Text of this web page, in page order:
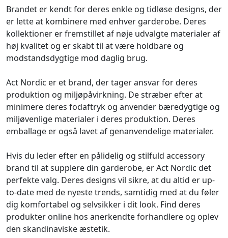
Brandet er kendt for deres enkle og tidløse designs, der
er lette at kombinere med enhver garderobe. Deres
kollektioner er fremstillet af nøje udvalgte materialer af
høj kvalitet og er skabt til at være holdbare og
modstandsdygtige mod daglig brug.
Act Nordic er et brand, der tager ansvar for deres
produktion og miljøpåvirkning. De stræber efter at
minimere deres fodaftryk og anvender bæredygtige og
miljøvenlige materialer i deres produktion. Deres
emballage er også lavet af genanvendelige materialer.
Hvis du leder efter en pålidelig og stilfuld accessory
brand til at supplere din garderobe, er Act Nordic det
perfekte valg. Deres designs vil sikre, at du altid er up-
to-date med de nyeste trends, samtidig med at du føler
dig komfortabel og selvsikker i dit look. Find deres
produkter online hos anerkendte forhandlere og oplev
den skandinaviske æstetik.